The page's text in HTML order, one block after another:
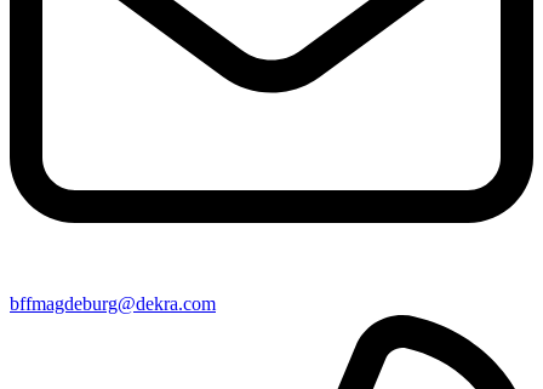
bffmagdeburg@​dekra​.com